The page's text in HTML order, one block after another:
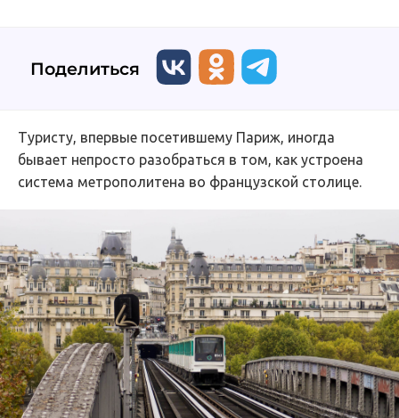
Поделиться
Туристу, впервые посетившему Париж, иногда
бывает непросто разобраться в том, как устроена
система метрополитена во французской столице.